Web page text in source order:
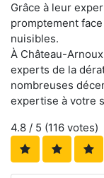
Grâce à leur
promptement
nuisibles.
À Château-
experts de la
nombreuses
expertise à votre
4.8 / 5 (116 votes)